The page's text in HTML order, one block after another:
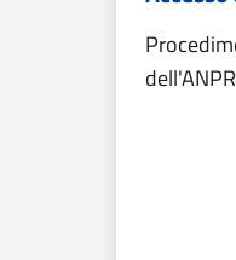
dell'ANPR